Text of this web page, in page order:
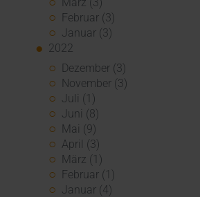
Februar (3)
Januar (3)
2022
Dezember (3)
November (3)
Juli (1)
Juni (8)
Mai (9)
April (3)
März (1)
Februar (1)
Januar (4)